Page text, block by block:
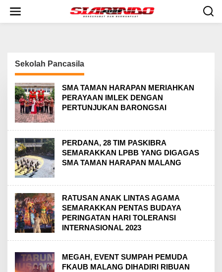
i
Sekolah Pancasila
SMA TAMAN HARAPAN MERIAHKAN
PERAYAAN IMLEK DENGAN
PERTUNJUKAN BARONGSAI
PERDANA, 28 TIM PASKIBRA
SEMARAKKAN LPBB YANG DIGAGAS
SMA TAMAN HARAPAN MALANG
RATUSAN ANAK LINTAS AGAMA
SEMARAKKAN PENTAS BUDAYA
PERINGATAN HARI TOLERANSI
INTERNASIONAL 2023
MEGAH, EVENT SUMPAH PEMUDA
FKAUB MALANG DIHADIRI RIBUAN